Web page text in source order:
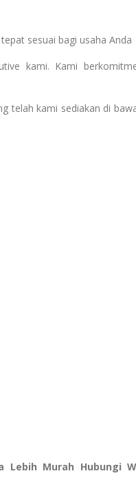
sesuai bagi usaha Anda
kami. Kami
telah kami sediakan di
Lebih Murah Hubungi